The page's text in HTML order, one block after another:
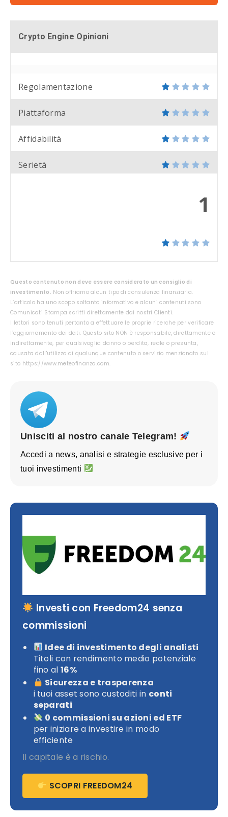
Crypto Engine Opinioni
Regolamentazione
Piattaforma
Affidabilità
Serietà
1
Questo contenuto non deve essere considerato un consiglio di
investimento. Non offriamo alcun tipo di consulenza finanziaria.
L’articolo ha uno scopo soltanto informativo e alcuni contenuti sono
Comunicati Stampa scritti direttamente dai nostri Clienti.
I lettori sono tenuti pertanto a effettuare le proprie ricerche per verificare
l’aggiornamento dei dati. Questo sito NON è responsabile, direttamente o
indirettamente, per qualsivoglia danno o perdita, reale o presunta,
causata dall'utilizzo di qualunque contenuto o servizio menzionato sul
sito https://www.meteofinanza.com.
Unisciti al nostro canale Telegram!
Accedi a news, analisi e strategie esclusive per i
tuoi investimenti
Investi con Freedom24 senza
commissioni
Idee di investimento degli analisti
Titoli con rendimento medio potenziale
fino al 16%
Sicurezza e trasparenza
i tuoi asset sono custoditi in conti
separati
0 commissioni su azioni ed ETF
per iniziare a investire in modo
efficiente
Il capitale è a rischio.
SCOPRI FREEDOM24